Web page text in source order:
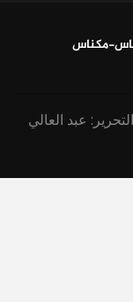
مكناس
عبد العالي